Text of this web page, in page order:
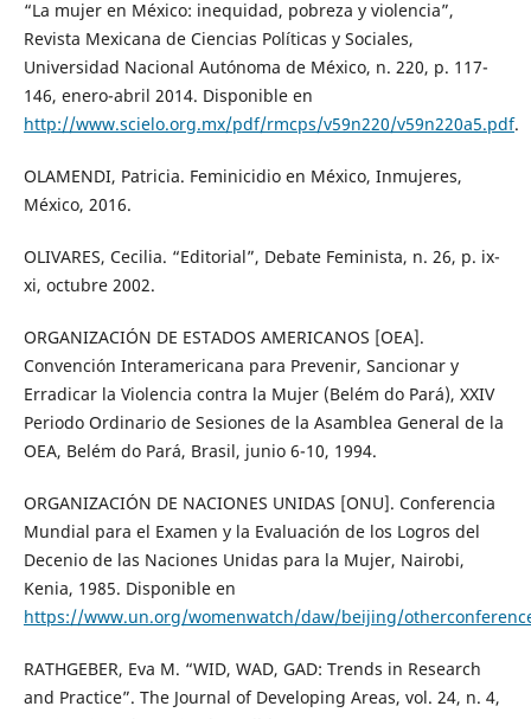
“La mujer en México: inequidad, pobreza y violencia”,
Revista Mexicana de Ciencias Políticas y Sociales,
Universidad Nacional Autónoma de México, n. 220, p. 117-
146, enero-abril 2014. Disponible en
http://www.scielo.org.mx/pdf/rmcps/v59n220/v59n220a5.pdf.
OLAMENDI, Patricia. Feminicidio en México, Inmujeres,
México, 2016.
OLIVARES, Cecilia. “Editorial”, Debate Feminista, n. 26, p. ix-
xi, octubre 2002.
ORGANIZACIÓN DE ESTADOS AMERICANOS [OEA].
Convención Interamericana para Prevenir, Sancionar y
Erradicar la Violencia contra la Mujer (Belém do Pará), XXIV
Periodo Ordinario de Sesiones de la Asamblea General de la
OEA, Belém do Pará, Brasil, junio 6-10, 1994.
ORGANIZACIÓN DE NACIONES UNIDAS [ONU]. Conferencia
Mundial para el Examen y la Evaluación de los Logros del
Decenio de las Naciones Unidas para la Mujer, Nairobi,
Kenia, 1985. Disponible en
https://www.un.org/womenwatch/daw/beijing/
RATHGEBER, Eva M. “WID, WAD, GAD: Trends in Research
and Practice”. The Journal of Developing Areas, vol. 24, n. 4,